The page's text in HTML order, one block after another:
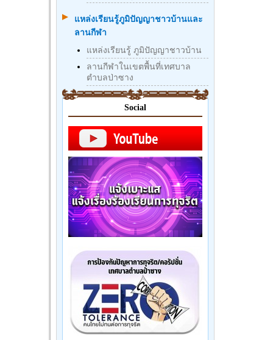
แหล่งเรียนรู้ภูมิปัญญาชาวบ้านและ
ลานกีฬา
แหล่งเรียนรู้ ภูมิปัญญาชาวบ้าน
ลานกีฬาในเขตพื้นที่เทศบาล
ตำบลป่าซาง
Social